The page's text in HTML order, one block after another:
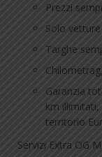
Prezzi
Solo
Targhe
Garanzia
km
territorio
Servizi Extra OG